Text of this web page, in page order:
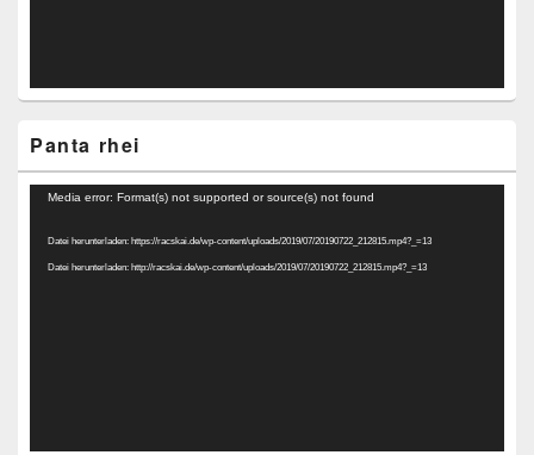
Panta rhei
Video-
Media error: Format(s) not supported or source(s) not found
Datei herunterladen: https://racskai.de/wp-content/uploads/2019/07/20190722_212815.mp4?_=13
Datei herunterladen: http://racskai.de/wp-content/uploads/2019/07/20190722_212815.mp4?_=13